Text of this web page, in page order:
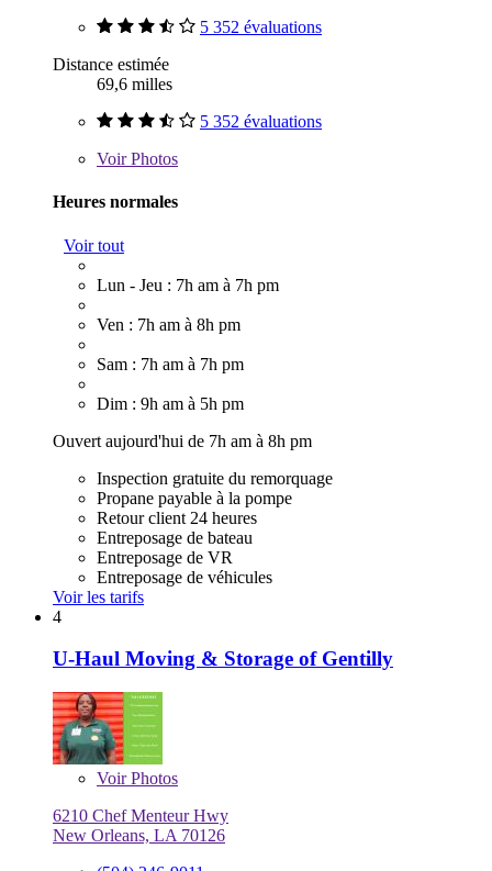
5 352 évaluations
Distance estimée
69,6 milles
5 352 évaluations
VoirPhotos
Heures normales
Voir tout
Lun - Jeu : 7h am à 7h pm
Ven : 7h am à 8h pm
Sam : 7h am à 7h pm
Dim : 9h am à 5h pm
Ouvert aujourd'hui de 7h am à 8h pm
Inspection gratuite du remorquage
Propane payable à la pompe
Retour client 24 heures
Entreposage de bateau
Entreposage de VR
Entreposage de véhicules
Voir les tarifs
4
U-Haul Moving & Storage of Gentilly
VoirPhotos
6210 Chef Menteur Hwy
New Orleans, LA 70126